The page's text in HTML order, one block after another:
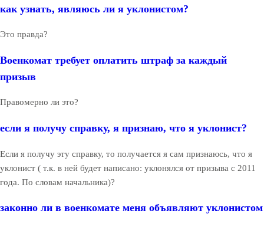
как узнать, являюсь ли я уклонистом?
Это правда?
Военкомат требует оплатить штраф за каждый
призыв
Правомерно ли это?
если я получу справку, я признаю, что я уклонист?
Если я получу эту справку, то получается я сам признаюсь, что я
уклонист ( т.к. в ней будет написано: уклонялся от призыва с 2011
года. По словам начальника)?
законно ли в военкомате меня объявляют уклонистом